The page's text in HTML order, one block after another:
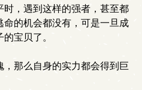
，遇到这样的强者，甚至都
的机会都没有，可是一旦成
宝贝了。
那么自身的实力都会得到巨